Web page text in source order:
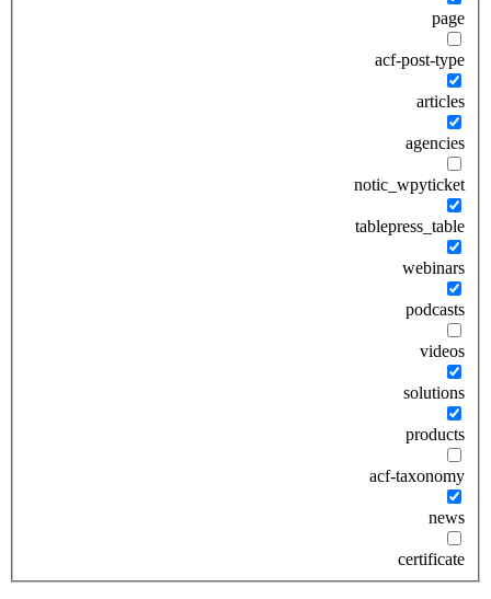
page
acf-post-type
articles
agencies
notic_wpyticket
tablepress_table
webinars
podcasts
videos
solutions
products
acf-taxonomy
news
certificate